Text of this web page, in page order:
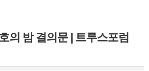
의 밤 결의문 | 트루스포럼